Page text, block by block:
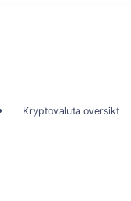
Kryptovaluta oversikt